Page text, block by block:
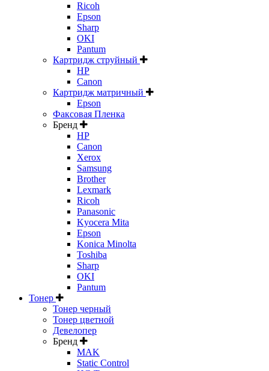
Ricoh
Epson
Sharp
OKI
Pantum
Картридж струйный
HP
Canon
Картридж матричный
Epson
Факсовая Пленка
Бренд
HP
Canon
Xerox
Samsung
Brother
Lexmark
Ricoh
Panasonic
Kyocera Mita
Epson
Konica Minolta
Toshiba
Sharp
OKI
Pantum
Тонер
Тонер черный
Тонер цветной
Девелопер
Бренд
MAK
Static Control